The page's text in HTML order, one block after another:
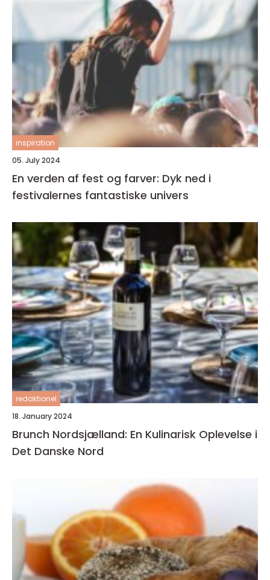
inspiration
05. July 2024
En verden af fest og farver: Dyk ned i
festivalernes fantastiske univers
redaktionel
18. January 2024
Brunch Nordsjælland: En Kulinarisk Oplevelse i
Det Danske Nord